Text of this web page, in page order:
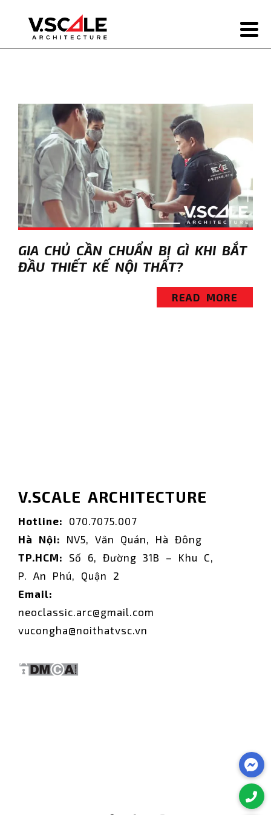
GIA CHỦ CẦN CHUẨN BỊ GÌ KHI BẮT
ĐẦU THIẾT KẾ NỘI THẤT?
READ MORE
V.SCALE ARCHITECTURE
Hotline: 070.7075.007
Hà Nội: NV5, Văn Quán, Hà Đông
TP.HCM: Số 6, Đường 31B – Khu C,
P. An Phú, Quận 2
Email:
neoclassic.arc@gmail.com
vucongha@noithatvsc.vn